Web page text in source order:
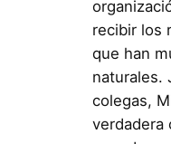
recibir los
que han
naturales.
colegas,
verdadera